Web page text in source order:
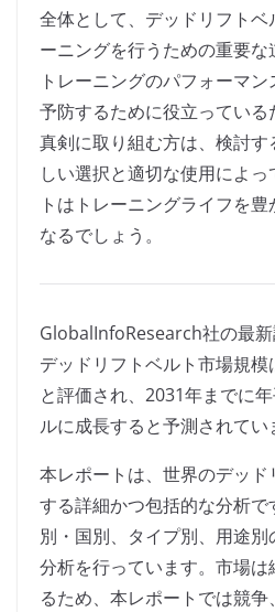
全体として、デッドリフト
ーニングを行うための重要な
トレーニングのパフォーマ
予防するために役立ってい
真剣に取り組む方は、検討
しい選択と適切な使用によ
トはトレーニングライフを
なるでしょう。
GlobalInfoResearch社の最
デッドリフトベルト市場規
と評価され、2031年までに
ルに成長すると予測されてい
本レポートは、世界のデッ
する詳細かつ包括的な分析
別・国別、タイプ別、用途
分析を行っています。市場
るため、本レポートでは競